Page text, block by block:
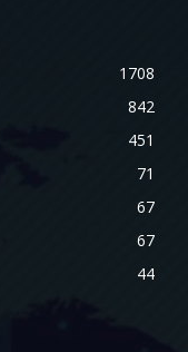
1708
842
451
71
67
67
44